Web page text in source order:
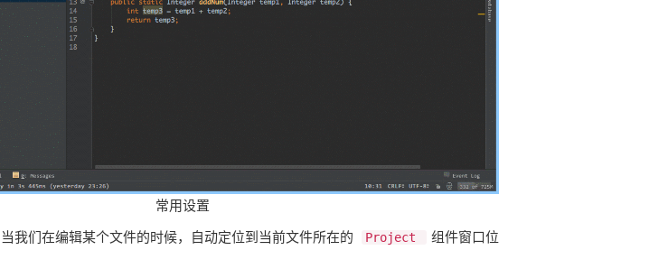
常用设置
我们在编辑某个文件的时候，自动定位到当前文件所在的
Project
​组件窗口位